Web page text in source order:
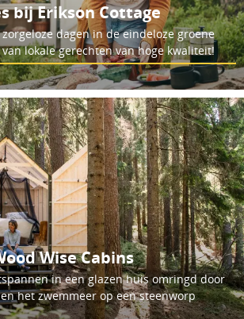
bij Erikson Cottage
dagen in de eindeloze groene
lokale gerechten van hoge kwaliteit!
Wise Cabins
in een glazen huis omringd door
het zwemmeer op een steenworp